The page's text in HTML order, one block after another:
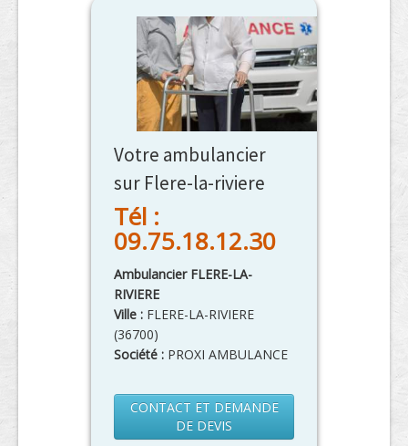
Votre ambulancier
sur Flere-la-riviere
Tél :
09.75.18.12.30
Ambulancier FLERE-LA-
RIVIERE
Ville : FLERE-LA-RIVIERE
(36700)
Société : PROXI AMBULANCE
CONTACT ET DEMANDE
DE DEVIS